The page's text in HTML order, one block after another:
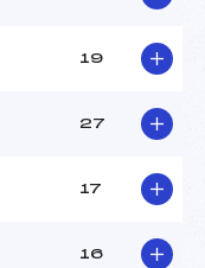
U13
19
27
17
16